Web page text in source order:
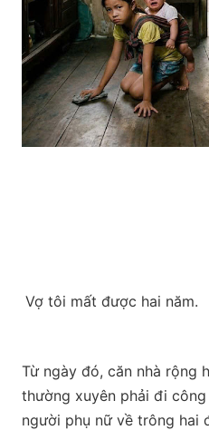
Vợ tôi mất được hai năm.
Từ ngày đó, căn nhà rộng
thường xuyên phải đi
người phụ nữ về trông hai